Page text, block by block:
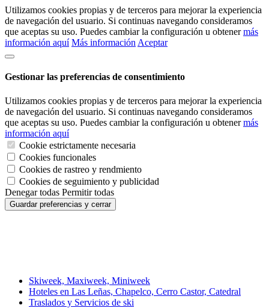
Utilizamos cookies propias y de terceros para mejorar la experiencia
de navegación del usuario. Si continuas navegando consideramos
que aceptas su uso. Puedes cambiar la configuración u obtenermás
información aquí Más información Aceptar
Gestionar las preferencias de consentimiento
Utilizamos cookies propias y de terceros para mejorar la experiencia
de navegación del usuario. Si continuas navegando consideramos
que aceptas su uso. Puedes cambiar la configuración u obtenermás
información aquí
Cookie estrictamente necesaria
Cookies funcionales
Cookies de rastreo y rendmiento
Cookies de seguimiento y publicidad
Denegar todas Permitir todas
Guardar preferencias y cerrar
Skiweek, Maxiweek, Miniweek
Hoteles en Las Leñas, Chapelco, Cerro Castor, Catedral
Traslados y Servicios de ski